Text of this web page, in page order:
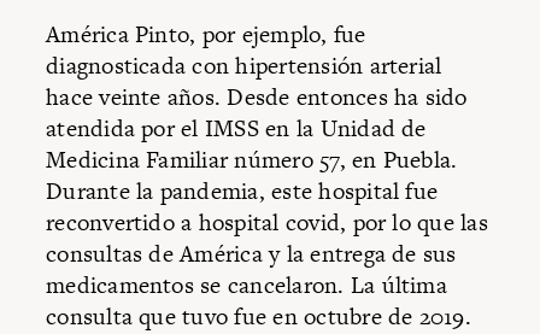
América Pinto, por ejemplo, fue
diagnosticada con hipertensión arterial
hace veinte años. Desde entonces ha sido
atendida por el IMSS en la Unidad de
Medicina Familiar número 57, en Puebla.
Durante la pandemia, este hospital fue
reconvertido a hospital covid, por lo que las
consultas de América y la entrega de sus
medicamentos se cancelaron. La última
consulta que tuvo fue en octubre de 2019.